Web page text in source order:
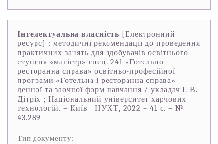
Інтелектуальна власність [Електронний
ресурс] : методичні рекомендації до проведення
практичних занять для здобувачів освітнього
ступеня «магістр» спец. 241 «Готельно-
ресторанна справа» освітньо-професійної
програми «Готельна і ресторанна справа»
денної та заочної форм навчання / укладач І. В.
Дітріх ; Національний університет харчових
технологій. – Київ : НУХТ, 2022 – 41 с. – №
43.289
Тип документу: